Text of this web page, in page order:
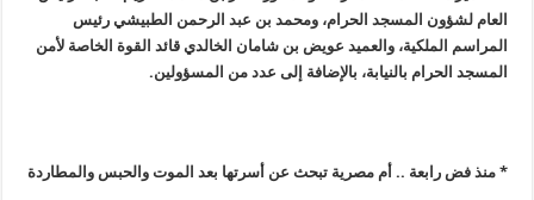
العام لشؤون المسجد الحرام، ومحمد بن عبد الرحمن الطبيشي رئيس
المراسم الملكية، والعميد عويض بن شامان الخالدي قائد القوة الخاصة لأمن
المسجد الحرام بالنيابة، بالإضافة إلى عدد من المسؤولين.
* منذ فض رابعة .. أم مصرية تبحث عن أسرتها بعد الموت والحبس والمطاردة